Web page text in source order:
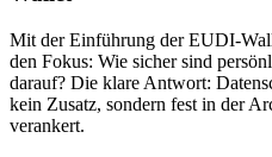
Mit der Einführung der EUDI-
den Fokus: Wie sicher sind
darauf? Die klare Antwort:
kein Zusatz, sondern fest in der
verankert.